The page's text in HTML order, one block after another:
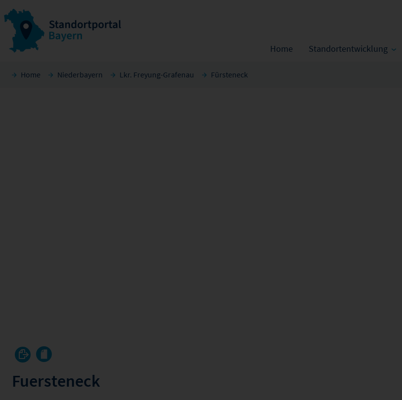
Home Standortentwicklung
Home Niederbayern Lkr. Freyung-Grafenau Fürsteneck
Fuersteneck